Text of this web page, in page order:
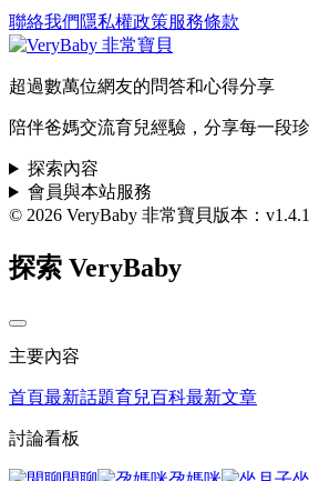
聯絡我們 隱私權政策服務條款
超過數萬位網友的問答和心得分享
陪伴爸媽交流育兒經驗，分享每一段
探索內容
會員與本站服務
© 2026 VeryBaby 非常寶貝版本：
探索 VeryBaby
主要內容
首頁最新話題育兒百科最新文章
討論看板